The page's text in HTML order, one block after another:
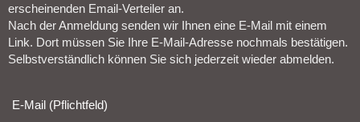
erscheinenden Email-Verteiler an.
Nach der Anmeldung senden wir Ihnen eine E-Mail mit einem
Link. Dort müssen Sie Ihre E-Mail-Adresse nochmals bestätigen.
Selbstverständlich können Sie sich jederzeit wieder abmelden.​
E-Mail (Pflichtfeld)